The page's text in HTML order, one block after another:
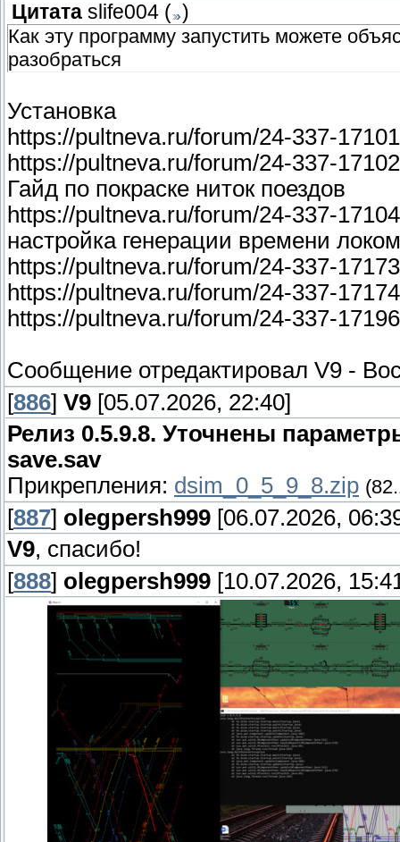
Цитата slife004 ( )
Как эту программу запустить можете
разобраться
Установка
https://pultneva.ru/forum/24-337-
https://pultneva.ru/forum/24-337-
Гайд по покраске ниток поездов
https://pultneva.ru/forum/24-337-
настройка генерации времени
https://pultneva.ru/forum/24-337-
https://pultneva.ru/forum/24-337-
https://pultneva.ru/forum/24-337-
Сообщение отредактировал V9 -
[886] V9 [05.07.2026, 22:40]
Релиз 0.5.9.8. Уточнены
save.sav
Прикрепления: dsim_0_5_9_8.zip
[887] olegpersh999 [06.07.2026,
V9, спасибо!
[888] olegpersh999 [10.07.2026,